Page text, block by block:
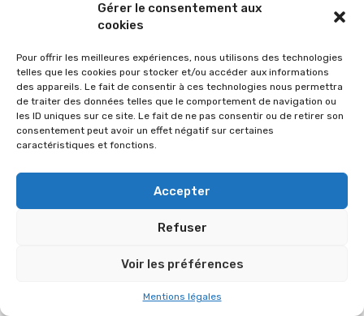
Gérer le consentement aux
cookies
Pour offrir les meilleures expériences, nous utilisons des technologies
telles que les cookies pour stocker et/ou accéder aux informations
des appareils. Le fait de consentir à ces technologies nous permettra
de traiter des données telles que le comportement de navigation ou
les ID uniques sur ce site. Le fait de ne pas consentir ou de retirer son
consentement peut avoir un effet négatif sur certaines
caractéristiques et fonctions.
Accepter
Refuser
Voir les préférences
Mentions légales
© 2026 Im-presse. Tous droits réservés.